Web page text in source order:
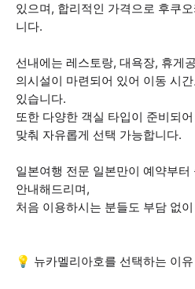
있으며, 합리적인 가격으로 후쿠
니다.
선내에는 레스토랑, 대욕장, 휴게
의시설이 마련되어 있어 이동 시
있습니다.
또한 다양한 객실 타입이 준비되
맞춰 자유롭게 선택 가능합니다.
일본여행 전문 일본만이 예약부
안내해드리며,
처음 이용하시는 분들도 부담 없
💡 뉴카멜리아호를 선택하는 이유